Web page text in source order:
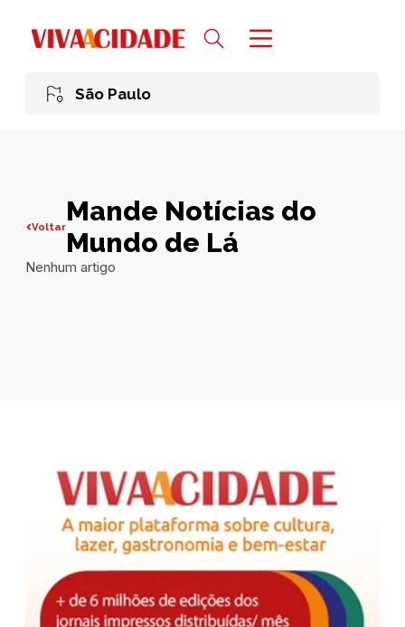
São Paulo
VoltarMande Notícias do
Mundo de Lá
Nenhum artigo